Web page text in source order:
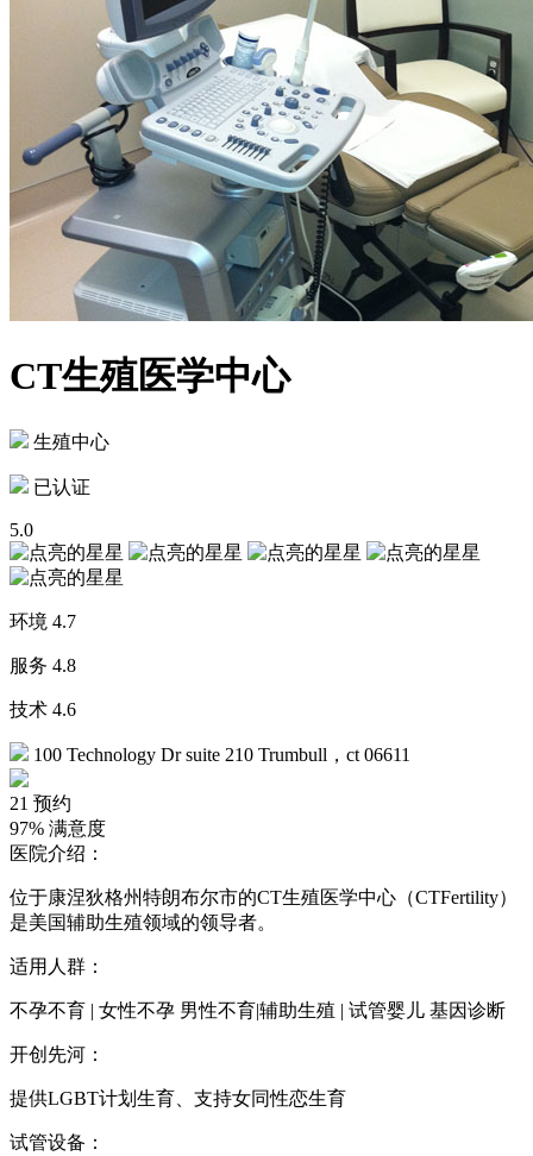
CT生殖医学中心
生殖中心
已认证
5.0
环境 4.7
服务 4.8
技术 4.6
100 Technology Dr suite 210 Trumbull，ct 06611
21 预约
97% 满意度
医院介绍：
位于康涅狄格州特朗布尔市的CT生殖医学中心（CTFertility）
是美国辅助生殖领域的领导者。
适用人群：
不孕不育 | 女性不孕 男性不育|辅助生殖 | 试管婴儿 基因诊断
开创先河：
提供LGBT计划生育、支持女同性恋生育
试管设备：